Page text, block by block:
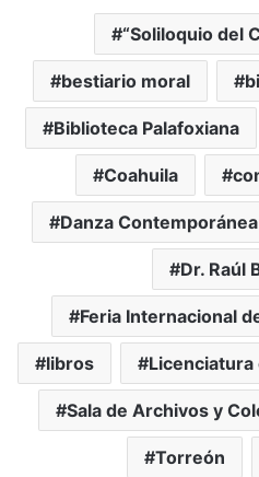
“Soliloquio del
bestiario moral
Biblioteca Palafoxiana
Coahuila
Danza Contemporánea
Dr. Raúl
Feria Internacional
libros Licenciatura
Sala de Archivos y
Torreón